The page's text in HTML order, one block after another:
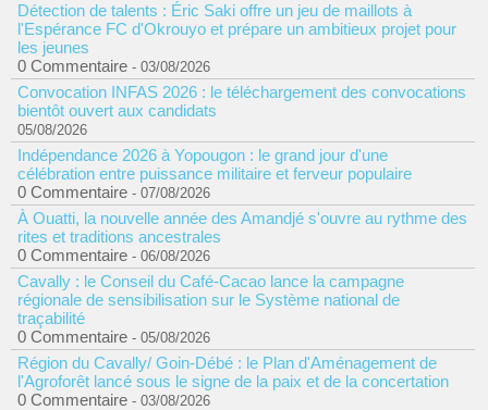
Détection de talents : Éric Saki offre un jeu de maillots à
l'Espérance FC d'Okrouyo et prépare un ambitieux projet pour
les jeunes
0 Commentaire - 03/08/2026
Convocation INFAS 2026 : le téléchargement des convocations
bientôt ouvert aux candidats
05/08/2026
Indépendance 2026 à Yopougon : le grand jour d'une
célébration entre puissance militaire et ferveur populaire
0 Commentaire - 07/08/2026
À Ouatti, la nouvelle année des Amandjé s'ouvre au rythme des
rites et traditions ancestrales
0 Commentaire - 06/08/2026
Cavally : le Conseil du Café-Cacao lance la campagne
régionale de sensibilisation sur le Système national de
traçabilité
0 Commentaire - 05/08/2026
Région du Cavally/ Goin-Débé : le Plan d'Aménagement de
l'Agroforêt lancé sous le signe de la paix et de la concertation
0 Commentaire - 03/08/2026